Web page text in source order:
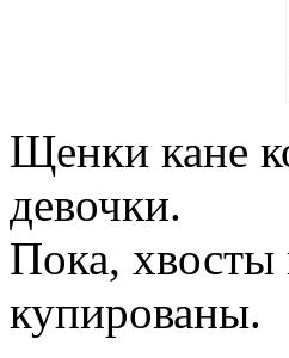
Щенки кане
девочки.
Пока,
купированы.